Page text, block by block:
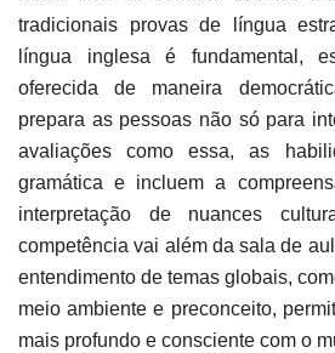
tradicionais provas de língua
língua inglesa é fundamental,
oferecida de maneira
prepara as pessoas não só para
avaliações como essa, as
gramática e incluem a
interpretação de nuances
competência vai além da sala de
entendimento de temas globais,
meio ambiente e preconceito,
mais profundo e consciente com o